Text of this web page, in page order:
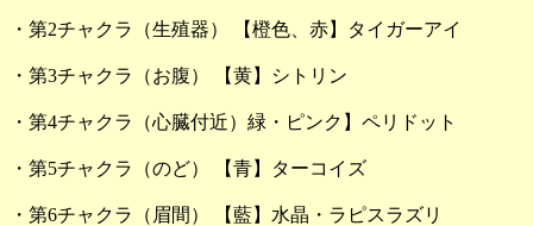
・第2チャクラ（生殖器） 【橙色、赤】タイガーアイ
・第3チャクラ（お腹） 【黄】シトリン
・第4チャクラ（心臓付近）緑・ピンク】ペリドット
・第5チャクラ（のど） 【青】ターコイズ
・第6チャクラ（眉間） 【藍】水晶・ラピスラズリ